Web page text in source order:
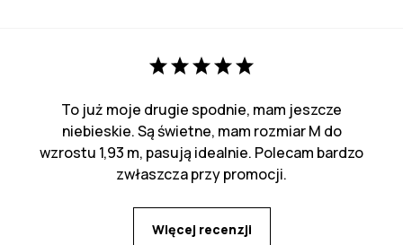
To już moje drugie spodnie, mam jeszcze
niebieskie. Są świetne, mam rozmiar M do
wzrostu 1,93 m, pasują idealnie. Polecam bardzo
zwłaszcza przy promocji.
Więcej recenzji